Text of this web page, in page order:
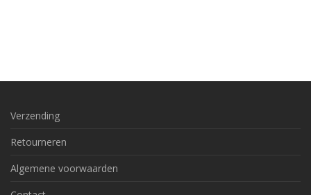
Verzending
Retourneren
Algemene voorwaarden